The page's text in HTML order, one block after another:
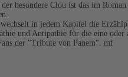
besondere Clou ist das im
in jedem Kapitel die
und Antipathie für die eine oder
der "Tribute von Panem". mf